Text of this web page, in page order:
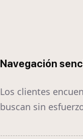
Navegación
Los clientes
buscan sin